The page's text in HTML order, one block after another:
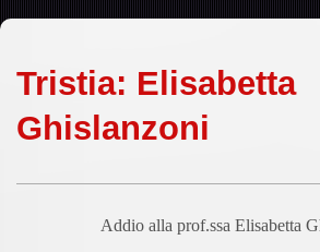
Tristia: Elisabetta
Ghislanzoni
Addio alla prof.ssa Elisabetta